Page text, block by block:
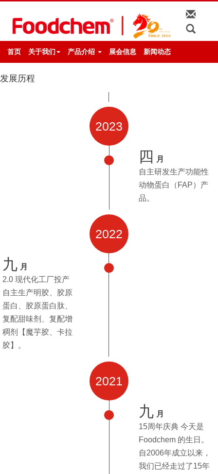
首页 关于我们 产品介绍 展会信息 新闻动态
发展历程
2023
四
月
自主研发生产功能性
动物蛋白（FAP）产
品。
2022
九 月
2.0 现代化工厂投产
自主生产明胶、胶原
蛋白、胶原蛋白肽、
复配甜味剂、复配增
稠剂【魔芋胶、卡拉
胶】。
2021
九 月
15周年庆典 今天是
Foodchem 的生日。
自2006年成立以来，
我们已经走过了15年